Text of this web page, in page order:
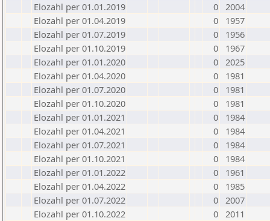
Elozahl per 01.01.2019
0 2004
Elozahl per 01.04.2019
0
1957
Elozahl per 01.07.2019
0
1956
Elozahl per 01.10.2019
0
1967
Elozahl per 01.01.2020
0 2025
Elozahl per 01.04.2020
0
1981
Elozahl per 01.07.2020
0
1981
Elozahl per 01.10.2020
0
1981
Elozahl per 01.01.2021
0
1984
Elozahl per 01.04.2021
0
1984
Elozahl per 01.07.2021
0
1984
Elozahl per 01.10.2021
0
1984
Elozahl per 01.01.2022
0
1961
Elozahl per 01.04.2022
0
1985
Elozahl per 01.07.2022
0 2007
Elozahl per 01.10.2022
0 2011